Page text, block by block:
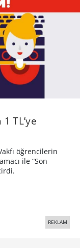
TL’ye
öğrencilerin
ile “Son
REKLAM